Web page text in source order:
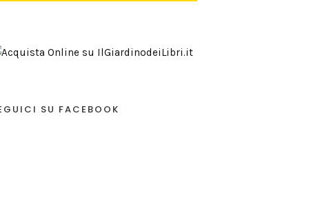
SU FACEBOOK